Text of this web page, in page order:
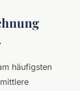
häufigsten